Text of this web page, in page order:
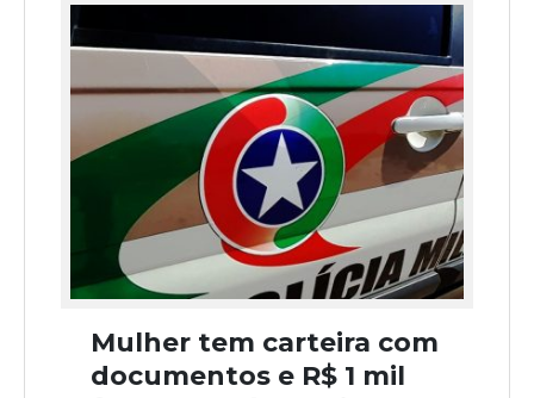
Mulher tem carteira com
documentos e R$ 1 mil